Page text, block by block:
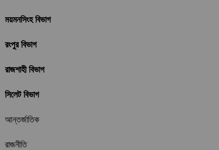
ময়মনসিংহ বিভাগ
রংপুর বিভাগ
রাজশাহী বিভাগ
সিলেট বিভাগ
আন্তর্জাতিক
রাজনীতি